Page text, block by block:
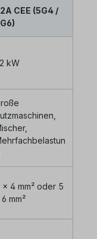
CEE (5G4 /
kW
x 4 mm² oder 5
mm²